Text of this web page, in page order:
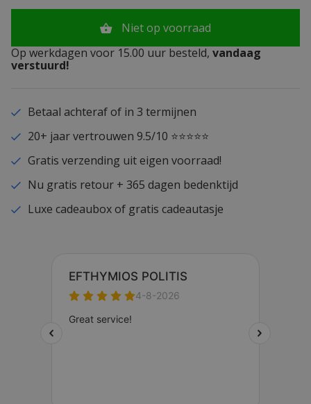
Niet op voorraad
Op werkdagen voor 15.00 uur besteld, vandaag
verstuurd!
Betaal achteraf of in 3 termijnen
20+ jaar vertrouwen 9.5/10 ⭐⭐⭐⭐⭐
Gratis verzending uit eigen voorraad!
Nu gratis retour + 365 dagen bedenktijd
Luxe cadeaubox of gratis cadeautasje